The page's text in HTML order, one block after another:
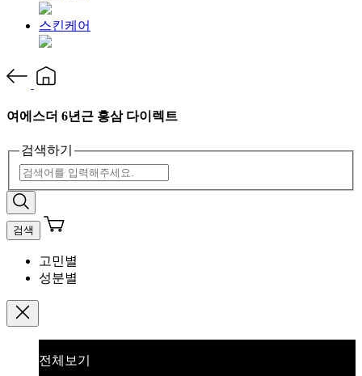
스킨케어
여에스더 6년근 홍삼 다이렉트
검색하기
검색
고민별
성분별
전체보기